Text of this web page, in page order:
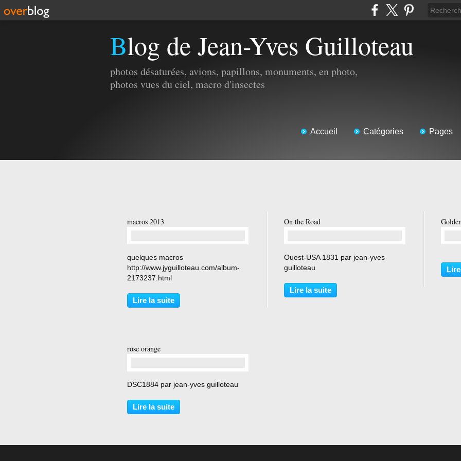
Blog de Jean-Yves Guilloteau
photos désaturées, avions, papillons, monuments, en photo,
photos vues du ciel, macro d'insectes
Accueil Catégories Pages
macros 2013
quelques macros
http://www.jyguilloteau.com/album-
2173237.html
Lire la suite
On the Road
Ouest-USA 1831 par jean-yves
guilloteau
Lire la suite
rose orange
DSC1884 par jean-yves guilloteau
Lire la suite